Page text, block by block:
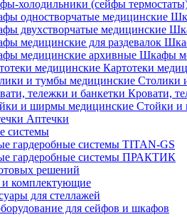
Шкафы
Картотеки
Столики
Кровати,
Стойки и
Аптечки
системы
гардеробные системы TITAN-GS
гардеробные системы ПРАКТИК
решений
и комплектующие
для стеллажей
для сейфов и шкафов